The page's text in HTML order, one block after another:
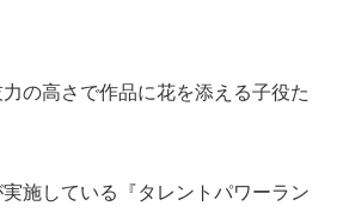
の高さで作品に花を添える子役た
施している『タレントパワーラン